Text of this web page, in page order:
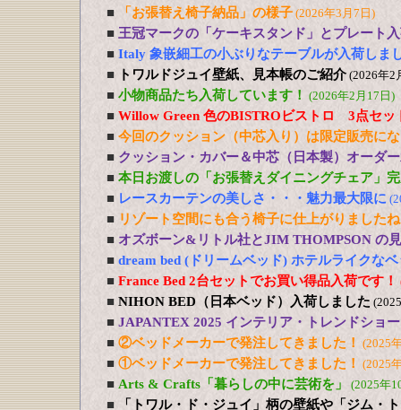
■
「お張替え椅子納品」の様子 (2026年3月7日)
■ 王冠マークの「ケーキスタンド」とプレート
■ Italy 象嵌細工の小ぶりなテーブルが入荷しま
■
トワルドジュイ壁紙、見本帳のご紹介(2026年2
■ 小物商品たち入荷しています！ (2026年2月17日)
■ Willow Green 色のBISTROビストロ 3点セッ
■ 今回のクッション（中芯入り）は限定販売に
■ クッション・カバー＆中芯（日本製）オーダ
■ 本日お渡しの「お張替えダイニングチェア」
■ レースカーテンの美しさ・・・魅力最大限に
■ リゾート空間にも合う椅子に仕上がりましたね
■ オズボーン&リトル社とJIM THOMPSON の
■ dream bed (ドリームベッド) ホテルライクな
■ France Bed 2台セットでお買い得品入荷です！
■ NIHON BED（日本ベッド）入荷しました
■ JAPANTEX 2025 インテリア・トレンドショー
■ ②ベッドメーカーで発注してきました！ (2025
■ ①ベッドメーカーで発注してきました！ (2025
■ Arts & Crafts「暮らしの中に芸術を」 (2025年
■
「トワル・ド・ジュイ」柄の壁紙や「ジム・